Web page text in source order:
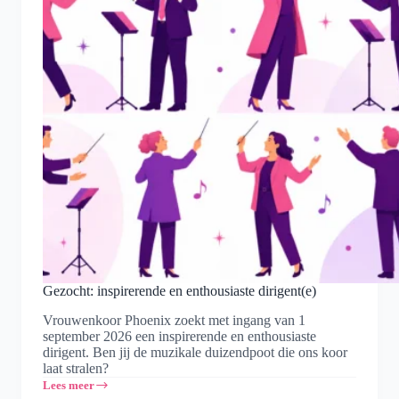
Gezocht: inspirerende en enthousiaste dirigent(e)
Vrouwenkoor Phoenix zoekt met ingang van 1
september 2026 een inspirerende en enthousiaste
dirigent. Ben jij de muzikale duizendpoot die ons koor
laat stralen?
Lees meer
Gezocht: